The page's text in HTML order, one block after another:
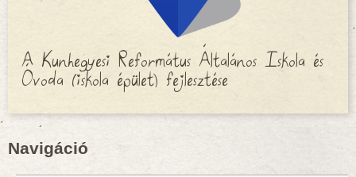
A Kunhegyesi Református Általános Iskola és
Óvoda (iskola épület) fejlesztése
Navigáció